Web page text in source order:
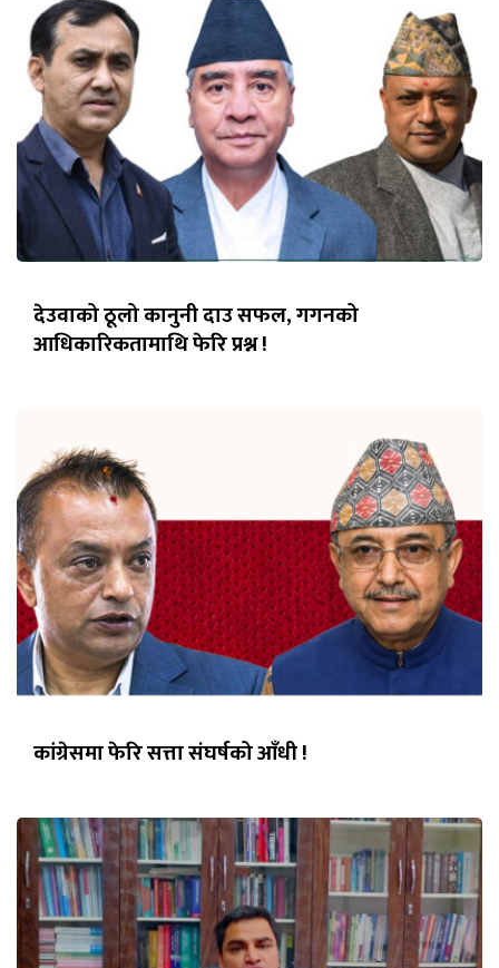
देउवाको ठूलो कानुनी दाउ सफल, गगनको
आधिकारिकतामाथि फेरि प्रश्न !
कांग्रेसमा फेरि सत्ता संघर्षको आँधी !